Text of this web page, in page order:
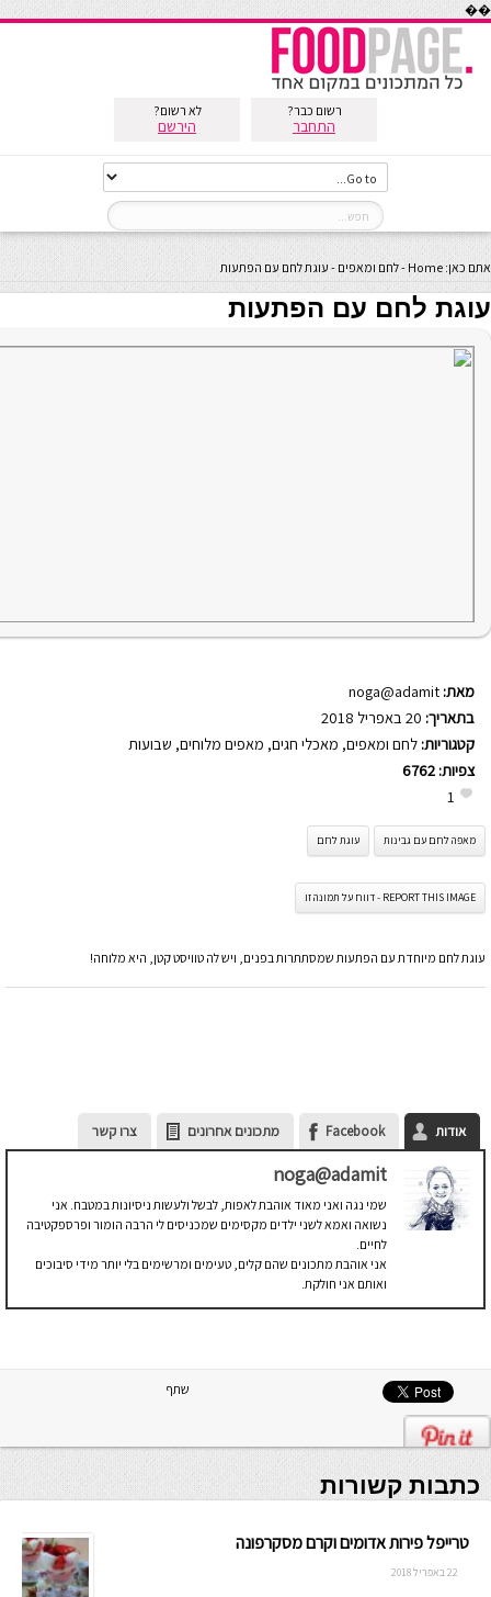
��
רשום כבר?
התחבר
לא רשום?
הירשם
אתם כאן: Home
-לחם ומאפים - עוגת לחם עם הפתעות
עוגת לחם עם הפתעות
מאת: noga@adamit
בתאריך:
קטגוריות: לחם ומאפים, מאכלי חגים, מאפים מלוחים, שבועות
צפיות: 6762
1
מאפה לחם עם גבינות עוגת לחם
REPORT THIS IMAGE - דווח על תמונה זו
עוגת לחם מיוחדת עם הפתעות שמסתתרות בפנים, ויש לה טוויסט קטן, היא מלוחה!
אודות Facebook מתכונים אחרונים צרו קשר
noga@adamit
שמי נגה ואני מאוד אוהבת לאפות, לבשל ולעשות ניסיונות במטבח. אני
נשואה ואמא לשני ילדים מקסימים שמכניסים לי הרבה הומור ופרספקטיבה
לחיים.
אני אוהבת מתכונים שהם קלים, טעימים ומרשימים בלי יותר מידי סיבוכים
ואותם אני חולקת.
שתף
כתבות קשורות
טרייפל פירות אדומים וקרם מסקרפונה
22 באפריל 2018